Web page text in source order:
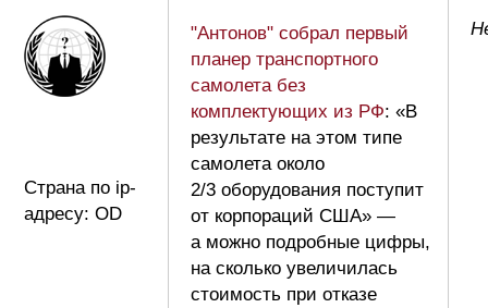
Страна по ip-
адресу: OD
"Антонов" собрал первый
планер транспортного
самолета без
комплектующих из РФ: «В
результате на этом типе
самолета около
2/3 оборудования поступит
от корпораций США» —
а можно подробные цифры,
на сколько увеличилась
стоимость при отказе